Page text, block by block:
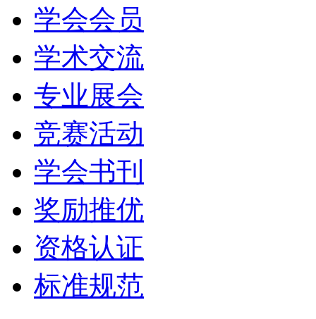
学会会员
学术交流
专业展会
竞赛活动
学会书刊
奖励推优
资格认证
标准规范